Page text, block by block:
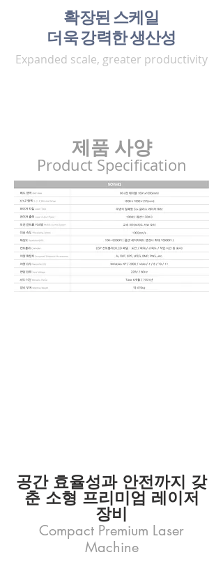
확장된 스케일
더욱 강력한 생산성
Expanded scale, greater productivity
제품 사양
Product Specification
공간 효율성과 안전까지 갖
춘 소형 프리미엄 레이저
장비
Compact Premium Laser
Machine